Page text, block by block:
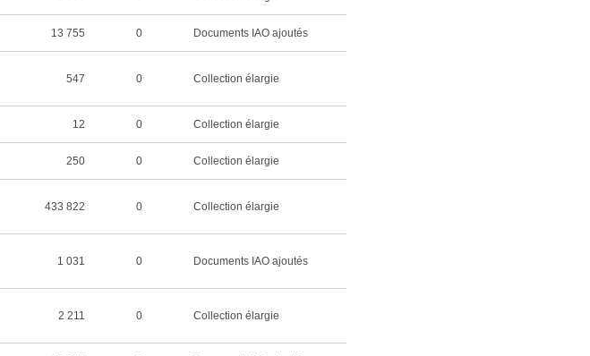
13 755 0 Documents IAO ajoutés
547 0 Collection élargie
12 0 Collection élargie
250 0 Collection élargie
433 822 0 Collection élargie
1 031 0 Documents IAO ajoutés
2 211 0 Collection élargie